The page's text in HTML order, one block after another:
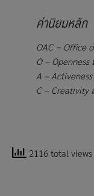
ค่านิยมหลัก
OAC = Office
O – Openness
A – Activeness
C – Creativity
2116 total views